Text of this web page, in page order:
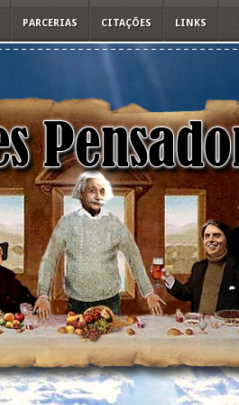
PARCERIAS CITAÇÕES LINKS